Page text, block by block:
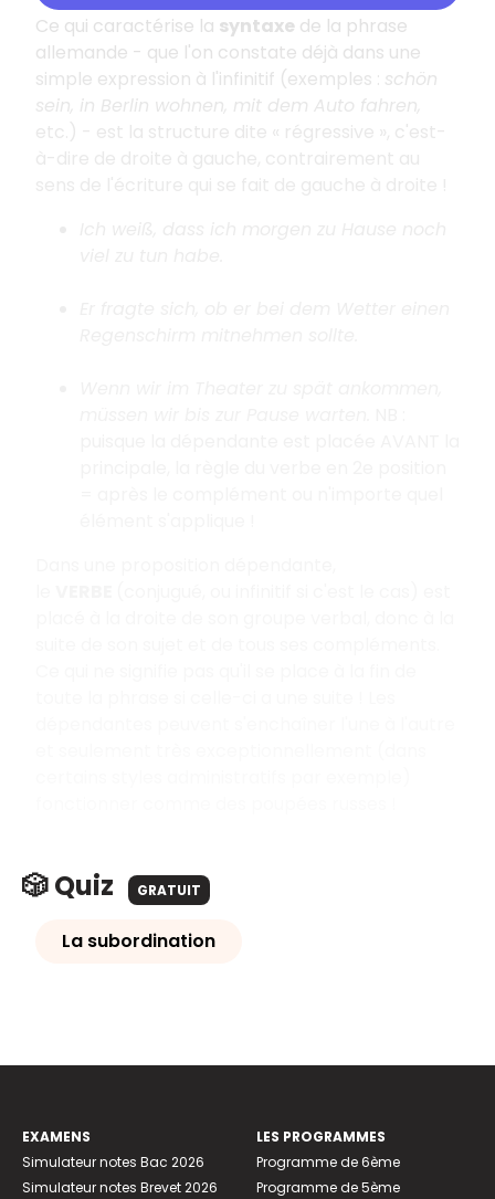
Ce qui caractérise la syntaxe de la phrase
allemande - que l'on constate déjà dans une
simple expression à l'infinitif (exemples : schön
sein, in Berlin wohnen, mit dem Auto fahren,
🎲 Quiz GRATUIT
La subordination
EXAMENS
Simulateur notes Bac 2026
Simulateur notes Brevet 2026
LES PROGRAMMES
Programme de 6ème
Programme de 5ème